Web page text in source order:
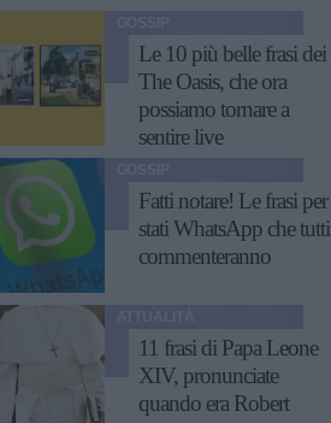
Le 10 più belle frasi dei
The Oasis, che ora
possiamo tornare a
sentire live
Fatti notare! Le frasi per
stati WhatsApp che tutti
commenteranno
11 frasi di Papa Leone
XIV, pronunciate
quando era Robert